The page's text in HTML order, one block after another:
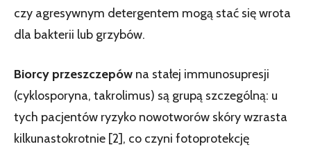
czy agresywnym detergentem mogą stać się wrota
dla bakterii lub grzybów.
Biorcy przeszczepów na stałej immunosupresji
(cyklosporyna, takrolimus) są grupą szczególną: u
tych pacjentów ryzyko nowotworów skóry wzrasta
kilkunastokrotnie [2], co czyni fotoprotekcję